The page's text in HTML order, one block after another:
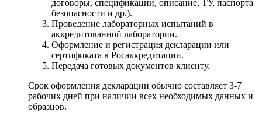
договоры, спецификации, описание, ТУ, паспорта
безопасности и др.).
Проведение лабораторных испытаний в
аккредитованной лаборатории.
Оформление и регистрация декларации или
сертификата в Росаккредитации.
Передача готовых документов клиенту.
Срок оформления декларации обычно составляет 3-7
рабочих дней при наличии всех необходимых данных и
образцов.